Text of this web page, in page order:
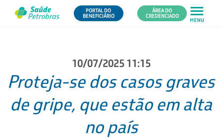
PORTAL DO
BENEFICIÁRIO
ÁREA DO
CREDENCIADO
10/07/2025 11:15
Proteja-se dos casos graves
de gripe, que estão em alta
no país